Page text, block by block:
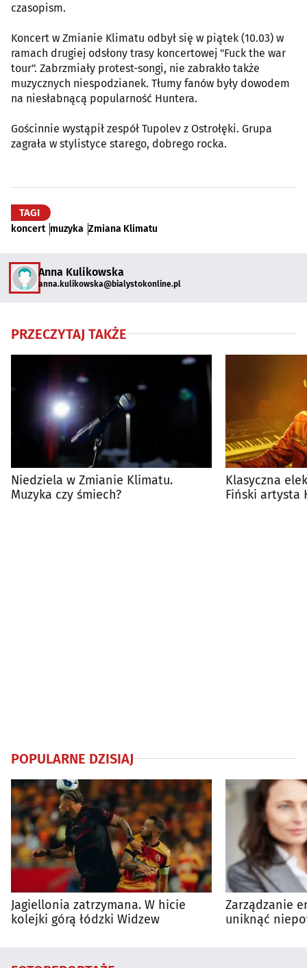
czasopism.
Koncert w Zmianie Klimatu odbył się w piątek (10.03) w
ramach drugiej odsłony trasy koncertowej "Fuck the war
tour". Zabrzmiały protest-songi, nie zabrakło także
muzycznych niespodzianek. Tłumy fanów były dowodem
na niesłabnącą popularność Huntera.
Gościnnie wystąpił zespół Tupolev z Ostrołęki. Grupa
zagrała w stylistyce starego, dobrego rocka.
TAGI
koncert muzyka Zmiana Klimatu
Anna Kulikowska
anna.kulikowska@bialystokonline.pl
PRZECZYTAJ TAKŻE
Niedziela w Zmianie Klimatu.
Muzyka czy śmiech?
Klasyczna
Fiński artysta
POPULARNE DZISIAJ
Jagiellonia zatrzymana. W hicie
kolejki górą łódzki Widzew
Zarządzanie
uniknąć